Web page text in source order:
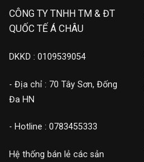
CÔNG TY TNHH TM & ĐT
QUỐC TẾ Á CHÂU
DKKD : 0109539054
- Địa chỉ : 70 Tây Sơn, Đống
Đa HN
- Hotline : 0783455333
Hệ thống bán lẻ các sản